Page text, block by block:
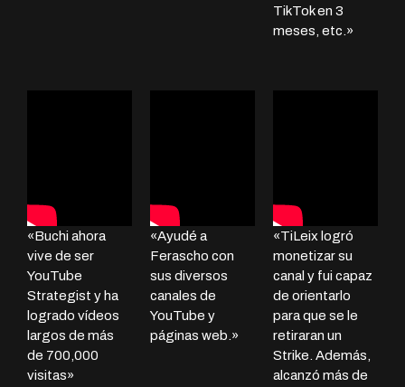
TikTok en 3
meses, etc.»
«Buchi ahora
vive de ser
YouTube
Strategist y ha
logrado vídeos
largos de más
de 700,000
visitas»
«Ayudé a
Ferascho con
sus diversos
canales de
YouTube y
páginas web.»
«TiLeix logró
monetizar su
canal y fui capaz
de orientarlo
para que se le
retiraran un
Strike. Además,
alcanzó más de